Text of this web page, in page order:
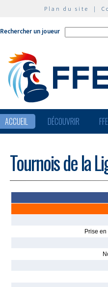
Plan du site |
Rechercher un joueur
ACCUEIL DÉCOUVRIR FFE
Tournois de la
Prise